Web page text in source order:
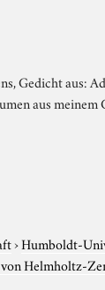
Gedicht aus:
aus meinem
›Humboldt-
Helmholtz-